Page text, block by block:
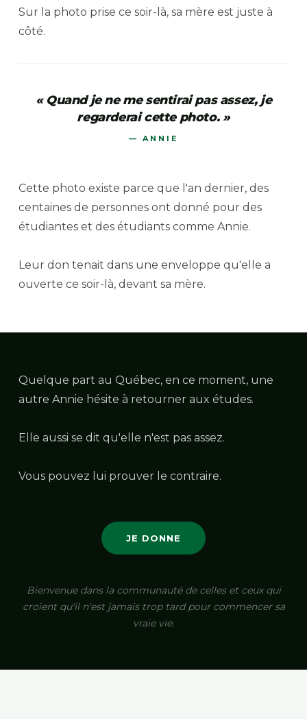
Sur la photo prise ce soir-là, sa mère est juste à
côté.
« Quand je ne me sentirai pas assez, je
regarderai cette photo. »
— ANNIE
Cette photo existe parce que l'an dernier, des
centaines de personnes ont donné pour des
étudiantes et des étudiants comme Annie.
Leur don tenait dans une enveloppe qu'elle a
ouverte ce soir-là, devant sa mère.
Quelque part au Québec, en ce moment, une
autre Annie hésite à retourner aux études.
Elle aussi se dit qu'elle n'est pas assez.
Vous pouvez lui prouver le contraire.
JE DONNE
Bienvenue dans la communauté de celles et ceux qui
croient qu'il n'est jamais trop tard pour commencer sa
vraie vie.